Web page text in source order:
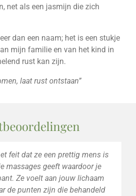
net als een jasmijn die zich
dan een naam; het is een stukje
mijn familie en van het kind in
rust kan zijn.
laat rust ontstaan”
feit dat ze een prettig mens is
massages geeft waardoor je
Ze voelt aan jouw lichaam
de punten zijn die behandeld